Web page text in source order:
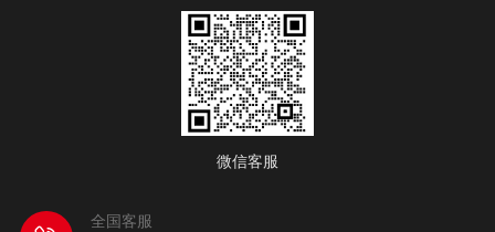
微信客服
全国客服